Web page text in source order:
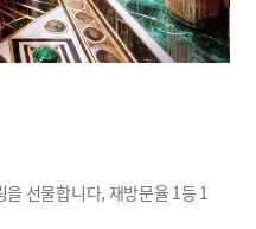
선물합니다, 재방문율 1등 1